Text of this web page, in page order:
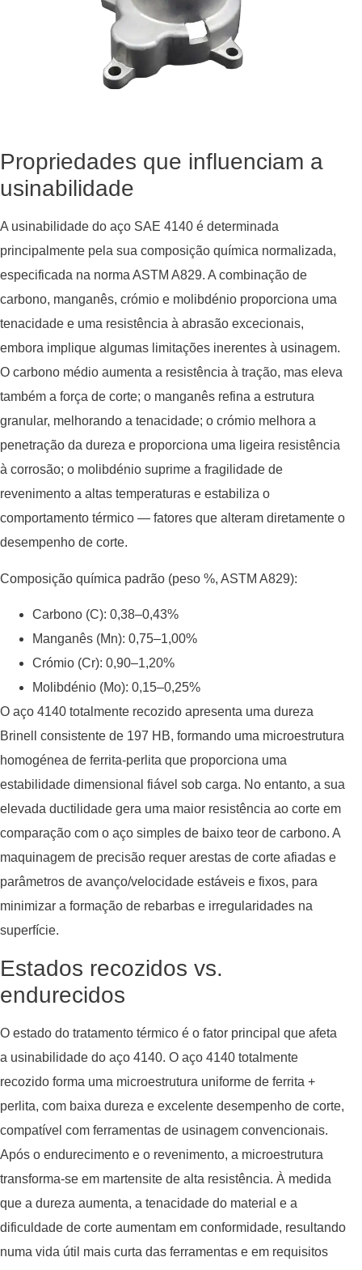
Propriedades que influenciam a
usinabilidade
A usinabilidade do aço SAE 4140 é determinada
principalmente pela sua composição química normalizada,
especificada na norma ASTM A829. A combinação de
carbono, manganês, crómio e molibdénio proporciona uma
tenacidade e uma resistência à abrasão excecionais,
embora implique algumas limitações inerentes à usinagem.
O carbono médio aumenta a resistência à tração, mas eleva
também a força de corte; o manganês refina a estrutura
granular, melhorando a tenacidade; o crómio melhora a
penetração da dureza e proporciona uma ligeira resistência
à corrosão; o molibdénio suprime a fragilidade de
revenimento a altas temperaturas e estabiliza o
comportamento térmico — fatores que alteram diretamente o
desempenho de corte.
Composição química padrão (peso %, ASTM A829):
Carbono (C): 0,38–0,43%
Manganês (Mn): 0,75–1,00%
Crómio (Cr): 0,90–1,20%
Molibdénio (Mo): 0,15–0,25%
O aço 4140 totalmente recozido apresenta uma dureza
Brinell consistente de 197 HB, formando uma microestrutura
homogénea de ferrita-perlita que proporciona uma
estabilidade dimensional fiável sob carga. No entanto, a sua
elevada ductilidade gera uma maior resistência ao corte em
comparação com o aço simples de baixo teor de carbono. A
maquinagem de precisão requer arestas de corte afiadas e
parâmetros de avanço/velocidade estáveis e fixos, para
minimizar a formação de rebarbas e irregularidades na
superfície.
Estados recozidos vs.
endurecidos
O estado do tratamento térmico é o fator principal que afeta
a usinabilidade do aço 4140. O aço 4140 totalmente
recozido forma uma microestrutura uniforme de ferrita +
perlita, com baixa dureza e excelente desempenho de corte,
compatível com ferramentas de usinagem convencionais.
Após o endurecimento e o revenimento, a microestrutura
transforma-se em martensite de alta resistência. À medida
que a dureza aumenta, a tenacidade do material e a
dificuldade de corte aumentam em conformidade, resultando
numa vida útil mais curta das ferramentas e em requisitos